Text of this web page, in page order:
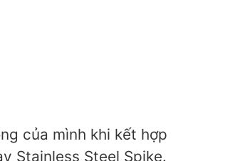
của mình khi kết hợp
Stainless Steel Spike.